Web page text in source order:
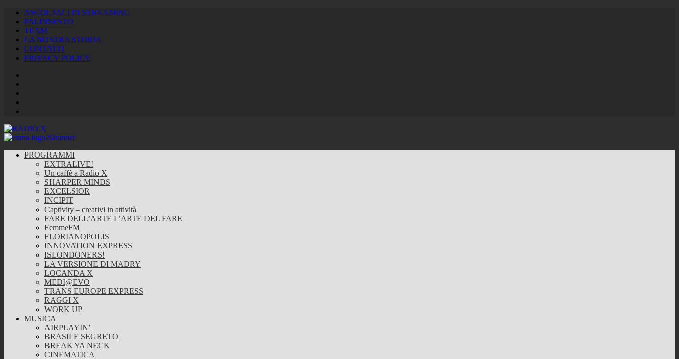
ASCOLTACI IN STREAMING
PALINSESTO
TEAM
LA NOSTRA STORIA
CONTATTI
PRIVACY POLICY
PROGRAMMI
EXTRALIVE!
Un caffè a Radio X
SHARPER MINDS
EXCELSIOR
INCIPIT
Captivity – creativi in attività
FARE DELL’ARTE L’ARTE DEL FARE
FemmeFM
FLORIANOPOLIS
INNOVATION EXPRESS
ISLONDONERS!
LA VERSIONE DI MADRY
LOCANDA X
MEDI@EVO
TRANS EUROPE EXPRESS
RAGGI X
WORK UP
MUSICA
AIRPLAYIN’
BRASILE SEGRETO
BREAK YA NECK
CINEMATICA